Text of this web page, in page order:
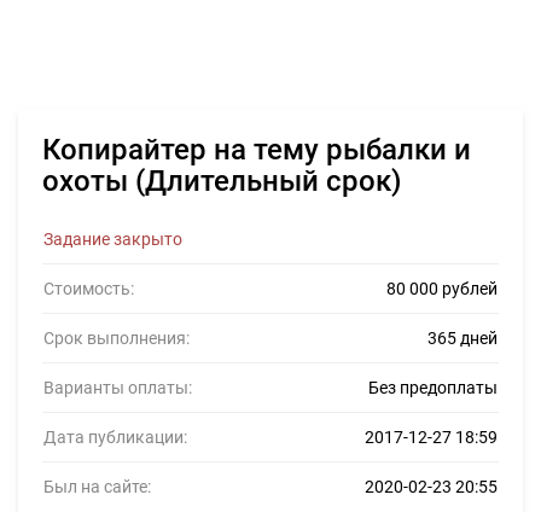
Копирайтер на тему рыбалки и
охоты (Длительный срок)
Задание закрыто
Стоимость: 80 000 рублей
Срок выполнения: 365 дней
Варианты оплаты: Без предоплаты
Дата публикации: 2017-12-27 18:59
Был на сайте: 2020-02-23 20:55